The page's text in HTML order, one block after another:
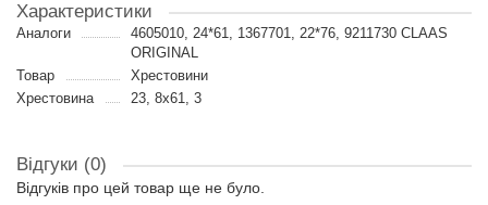
Характеристики
Аналоги
4605010, 24*61, 1367701, 22*76, 9211730 CLAAS
ORIGINAL
Товар
Хрестовини
Хрестовина
23, 8х61, 3
Відгуки (0)
Відгуків про цей товар ще не було.